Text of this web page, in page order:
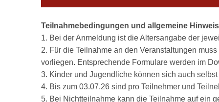
Teilnahmebedingungen und allgemeine
1. Bei der Anmeldung ist die Altersangabe der
2. Für die Teilnahme an den Veranstaltungen
vorliegen. Entsprechende Formulare werden im
3. Kinder und Jugendliche können sich auch
4. Bis zum 03.07.26 sind pro Teilnehmer und
5. Bei Nichtteilnahme kann die Teilnahme auf ein